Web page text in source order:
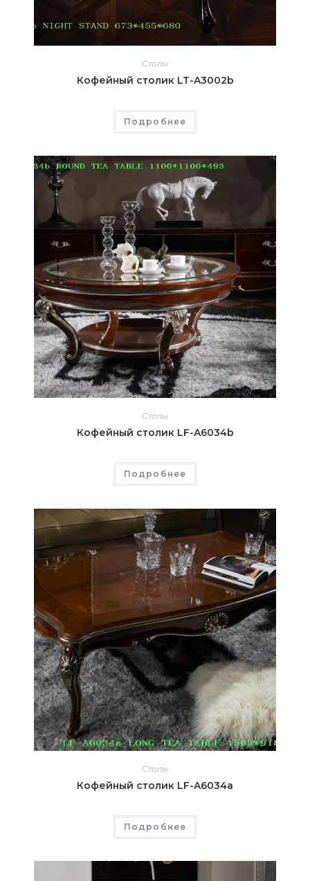
Столы
Кофейный столик LT-A3002b
Подробнее
Столы
Кофейный столик LF-A6034b
Подробнее
Столы
Кофейный столик LF-A6034a
Подробнее